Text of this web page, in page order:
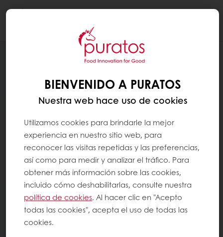
BIENVENIDO A PURATOS
Nuestra web hace uso de cookies
Utilizamos cookies para brindarle la mejor
experiencia en nuestro sitio web, para
reconocer las visitas repetidas y las preferencias,
así como para medir y analizar el tráfico. Para
obtener más información sobre las cookies,
incluido cómo deshabilitarlas, consulte nuestra
política de cookies. Al hacer clic en "Acepto
todas las cookies", acepta el uso de todas las
cookies.